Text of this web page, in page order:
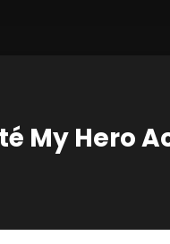
My Hero